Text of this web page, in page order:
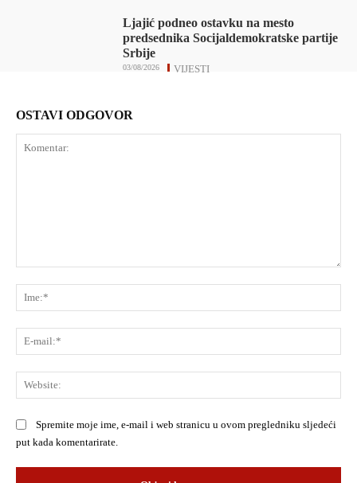
Ljajić podneo ostavku na mesto
predsednika Socijaldemokratske partije
Srbije
VIJESTI
03/08/2026
OSTAVI ODGOVOR
Spremite moje ime, e-mail i web stranicu u ovom pregledniku sljedeći
put kada komentarirate.